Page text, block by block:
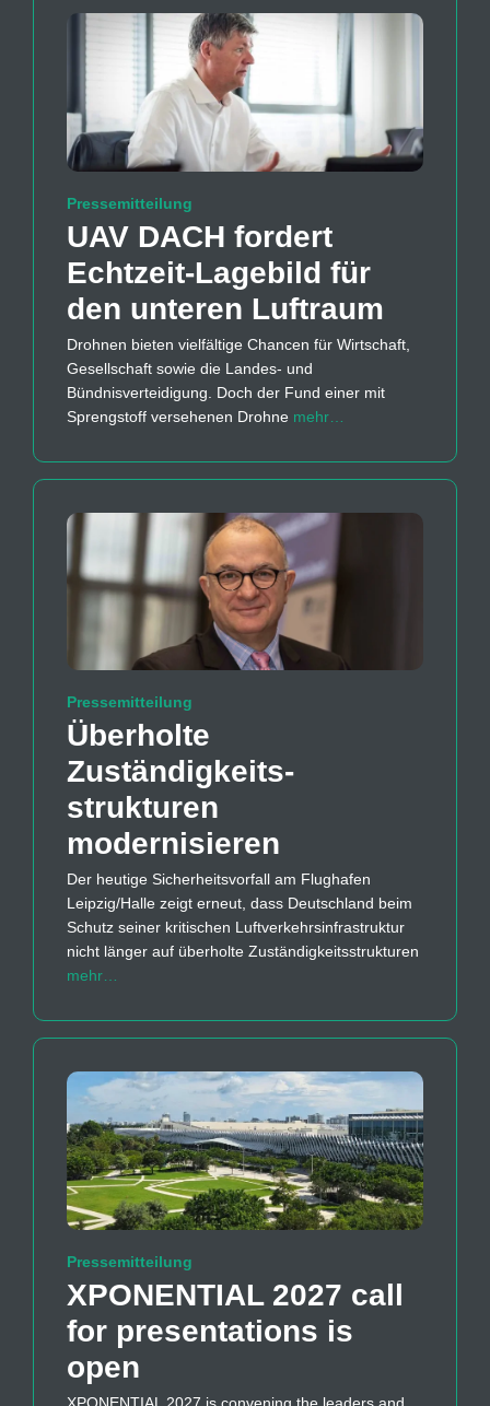
Pressemitteilung
UAV DACH fordert
Echtzeit-Lagebild für
den unteren Luftraum
Drohnen bieten vielfältige Chancen für Wirtschaft,
Gesellschaft sowie die Landes- und
Bündnisverteidigung. Doch der Fund einer mit
Sprengstoff versehenen Drohne mehr…
Pressemitteilung
Überholte
Zuständigkeits­
strukturen
modernisieren
Der heutige Sicherheitsvorfall am Flughafen
Leipzig/Halle zeigt erneut, dass Deutschland beim
Schutz seiner kritischen Luftverkehrsinfrastruktur
nicht länger auf überholte Zuständigkeitsstrukturen
mehr…
Pressemitteilung
XPONENTIAL 2027 call
for presentations is
open